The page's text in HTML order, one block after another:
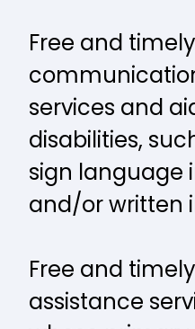
Free and timely
services and
disabilities,
sign language
and/or written
Free and
assistance